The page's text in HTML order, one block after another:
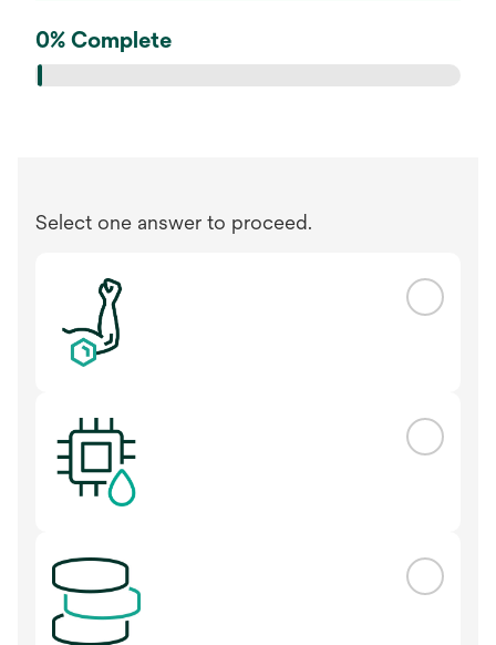
0% Complete
Select one answer to proceed.